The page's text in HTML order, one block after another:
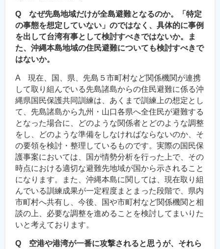
Q なぜ先島地域だけが全島避難となるのか。「特定
の事態を想定していない」のではなく、具体的に事例
を出して台湾有事として検討すべきではないか。ま
た、沖縄本島地域の住民避難についても検討すべきで
はないか。
A 現在、国、県、先島５市町村など関係機関が連携
して取り組んでいる先島諸島からの住民避難に係る沖
縄県国民保護共同訓練は、あくまで訓練上の想定とし
て、先島諸島から九州・山口各県へ全住民が避難する
となった場合に、どのような関係者とどのような調整
をし、どのような準備をしなければならないのか、そ
の要領を検討・整理しているものです。実際の国民保
護事案においては、国が情勢分析を行った上で、その
時点における適切な避難先地域が国から示されること
になります。また、沖縄本島に関しては、現在取り組
んでいる訓練成果が一定程度まとまった段階で、県内
市町村へ共有し、今後、国や市町村など関係機関と相
談の上、必要な調整を進めることを検討してまいりた
いと考えております。
Q 空港や港湾が一番に攻撃されると思うが、それら